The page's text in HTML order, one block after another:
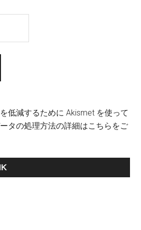
低減するために Akismet を使って
タの処理方法の詳細はこちらをご